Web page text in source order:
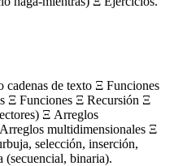
de texto Ξ Funciones
Ξ Funciones Ξ Recursión Ξ
Ξ Arreglos
multidimensionales Ξ
selección, inserción,
(secuencial, binaria).